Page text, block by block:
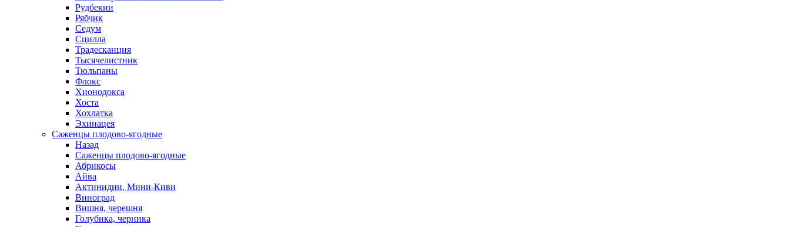
Рудбекии
Рябчик
Седум
Сцилла
Традесканция
Тысячелистник
Тюльпаны
Флокс
Хионодокса
Хоста
Хохлатка
Эхинацея
Саженцы плодово-ягодные
Назад
Саженцы плодово-ягодные
Абрикосы
Айва
Актинидии, Мини-Киви
Виноград
Вишня, черешня
Голубика, черника